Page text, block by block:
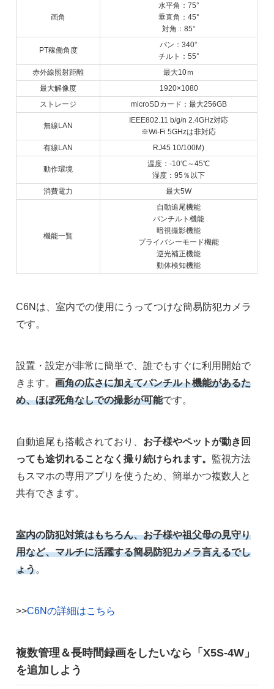
画角
水平角：75°
垂直角：45°
対角：85°
PT稼働角度
パン：340°
チルト：55°
赤外線照射距離
最大10ｍ
最大解像度
1920×1080
ストレージ
microSDカード：最大256GB
無線LAN
IEEE802.11 b/g/n 2.4GHz対応
※Wi-Fi 5GHzは非対応
有線LAN
RJ45 10/100M)
動作環境
温度：-10℃～45℃
湿度：95％以下
消費電力
最大5W
機能一覧
自動追尾機能
パンチルト機能
暗視撮影機能
プライバシーモード機能
逆光補正機能
動体検知機能
C6Nは、室内での使用にうってつけな簡易防犯カメラ
です。
設置・設定が非常に簡単で、誰でもすぐに利用開始で
きます。画角の広さに加えてパンチルト機能があるた
め、ほぼ死角なしでの撮影が可能です。
自動追尾も搭載されており、 お子様やペットが動き回
っても途切れることなく撮り続けられます。 監視方法
もスマホの専用アプリを使うため、簡単かつ複数人と
共有できます。
室内の防犯対策はもちろん、お子様や祖父母の見守り
用など、マルチに活躍する簡易防犯カメラ言えるでし
ょう。
>>C6Nの詳細はこちら
複数管理＆長時間録画をしたいなら「X5S-4W」
を追加しよう